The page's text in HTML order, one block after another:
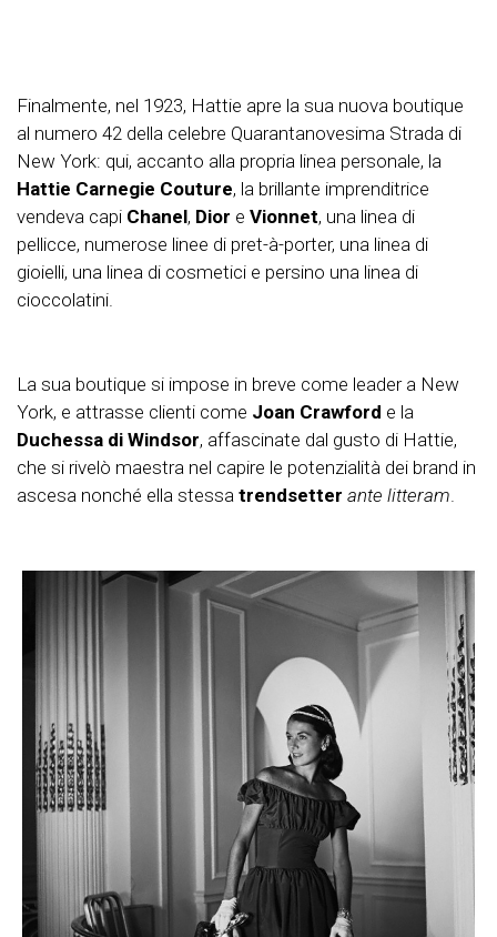
Finalmente, nel 1923, Hattie apre la sua nuova boutique
al numero 42 della celebre Quarantanovesima Strada di
New York: qui, accanto alla propria linea personale, la
Hattie Carnegie Couture, la brillante imprenditrice
vendeva capi Chanel, Dior e Vionnet, una linea di
pellicce, numerose linee di pret-à-porter, una linea di
gioielli, una linea di cosmetici e persino una linea di
cioccolatini.
La sua boutique si impose in breve come leader a New
York, e attrasse clienti come Joan Crawford e la
Duchessa di Windsor, affascinate dal gusto di Hattie,
che si rivelò maestra nel capire le potenzialità dei brand in
ascesa nonché ella stessa trendsetter ante litteram